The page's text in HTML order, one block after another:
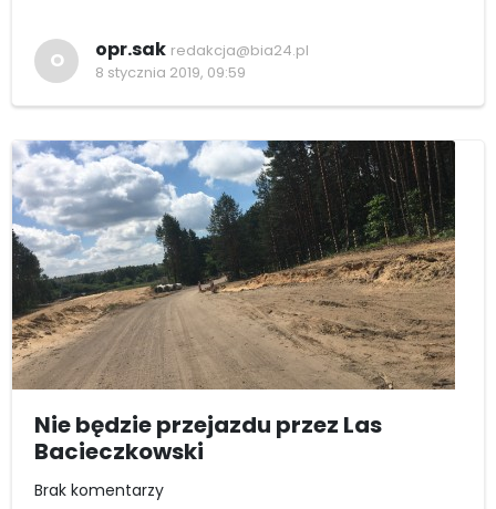
O opr.sak redakcja@bia24.pl
8 stycznia 2019, 09:59
Nie będzie przejazdu przez Las
Bacieczkowski
Brak komentarzy